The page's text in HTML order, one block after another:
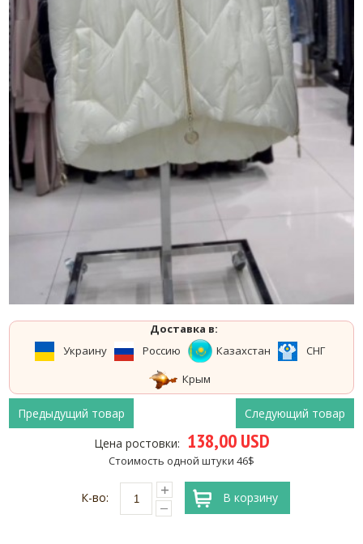
Доставка в:
Украину
Россию Казахстан
СНГ
Крым
Предыдущий товар
Следующий товар
Цена ростовки: 138,00 USD
Стоимость одной штуки 46$
К-во: В корзину